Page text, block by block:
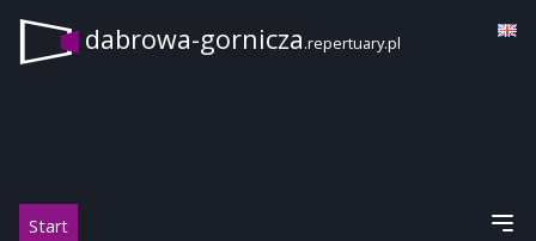
dabrowa-gornicza.repertuary.pl
Start